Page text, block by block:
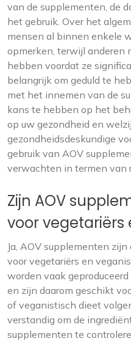
van de supplementen, de
het gebruik. Over het
mensen al binnen enkele
opmerken, terwijl anderen
hebben voordat ze
belangrijk om geduld te
met het innemen van de
kans te hebben op het
op uw gezondheid en
gezondheidsdeskundige
gebruik van AOV
verwachten in termen van
Zijn AOV
voor vegetariërs
Ja, AOV supplementen
voor vegetariërs en
worden vaak
en zijn daarom geschikt
of veganistisch dieet
verstandig om de
supplementen te